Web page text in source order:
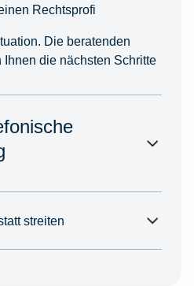
Rechtsprofi
Die beratenden
die nächsten Schritte
streiten